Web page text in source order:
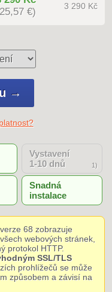
€)
3 290 Kč
Vystavení
1-10 dnů
1)
Snadná
instalace
68 zobrazuje
webových stránek,
protokol HTTP.
SSL/TLS
prohlížečů se může
způsobem a závisí na